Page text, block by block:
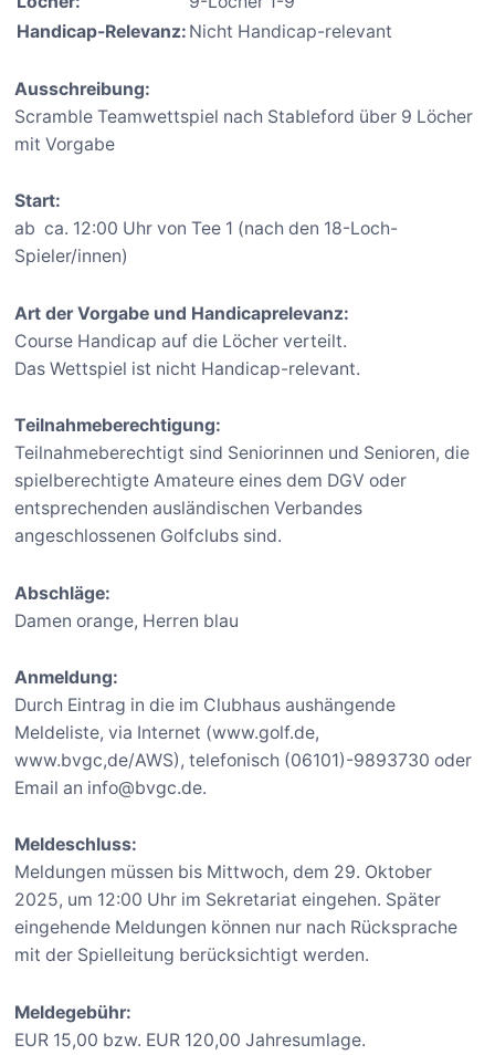
Handicap-Relevanz: Nicht Handicap-relevant
Ausschreibung:
Scramble Teamwettspiel nach Stableford über 9 Löcher
mit Vorgabe
Start:
ab ca. 12:00 Uhr von Tee 1 (nach den 18-Loch-
Spieler/innen)
Art der Vorgabe und Handicaprelevanz:
Course Handicap auf die Löcher verteilt.
Das Wettspiel ist nicht Handicap-relevant.
Teilnahmeberechtigung:
Teilnahmeberechtigt sind Seniorinnen und Senioren, die
spielberechtigte Amateure eines dem DGV oder
entsprechenden ausländischen Verbandes
angeschlossenen Golfclubs sind.
Abschläge:
Damen orange, Herren blau
Anmeldung:
Durch Eintrag in die im Clubhaus aushängende
Meldeliste, via Internet (www.golf.de,
www.bvgc,de/AWS), telefonisch (06101)-9893730 oder
Email an info@bvgc.de.
Meldeschluss:
Meldungen müssen bis Mittwoch, dem 29. Oktober
2025, um 12:00 Uhr im Sekretariat eingehen. Später
eingehende Meldungen können nur nach Rücksprache
mit der Spielleitung berücksichtigt werden.
Meldegebühr:
EUR 15,00 bzw. EUR 120,00 Jahresumlage.